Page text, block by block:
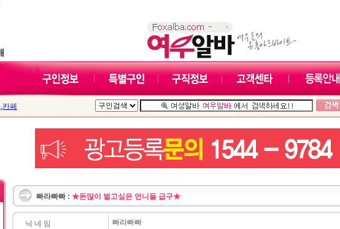
,카페
빠라빠빠 : ★돈많이 벌고싶은 언니들 급구★
닉 네 임
빠라빠빠